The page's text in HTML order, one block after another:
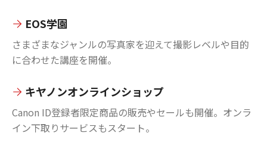
EOS学園
さまざまなジャンルの写真家を迎えて撮影レベルや目的
に合わせた講座を開催。
キヤノンオンラインショップ
Canon ID登録者限定商品の販売やセールも開催。オンラ
イン下取りサービスもスタート。